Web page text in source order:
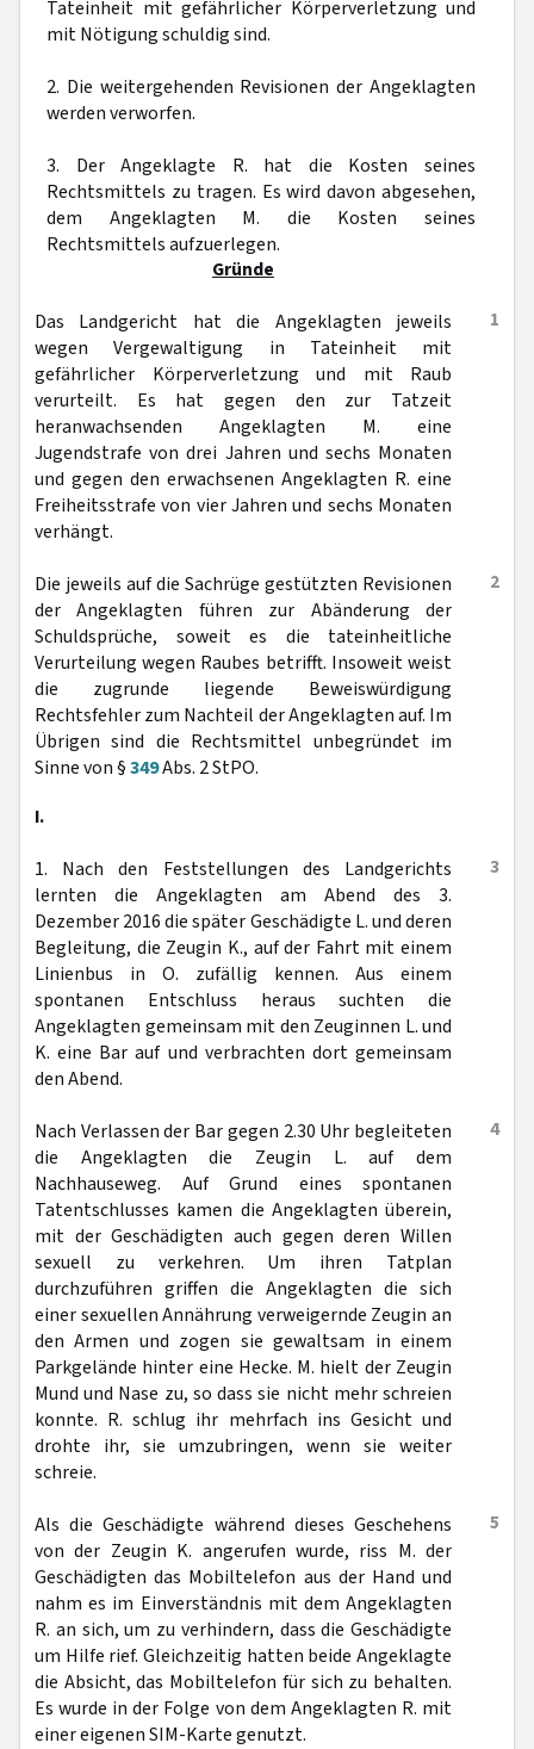
Tateinheit mit gefährlicher Körperverletzung und
mit Nötigung schuldig sind.
2. Die weitergehenden Revisionen der Angeklagten
werden verworfen.
3. Der Angeklagte R. hat die Kosten seines
Rechtsmittels zu tragen. Es wird davon abgesehen,
dem Angeklagten M. die Kosten seines
Rechtsmittels aufzuerlegen.
Gründe
1
Das Landgericht hat die Angeklagten jeweils
wegen Vergewaltigung in Tateinheit mit
gefährlicher Körperverletzung und mit Raub
verurteilt. Es hat gegen den zur Tatzeit
heranwachsenden Angeklagten M. eine
Jugendstrafe von drei Jahren und sechs Monaten
und gegen den erwachsenen Angeklagten R. eine
Freiheitsstrafe von vier Jahren und sechs Monaten
verhängt.
2
Die jeweils auf die Sachrüge gestützten Revisionen
der Angeklagten führen zur Abänderung der
Schuldsprüche, soweit es die tateinheitliche
Verurteilung wegen Raubes betrifft. Insoweit weist
die zugrunde liegende Beweiswürdigung
Rechtsfehler zum Nachteil der Angeklagten auf. Im
Übrigen sind die Rechtsmittel unbegründet im
Sinne von §349Abs. 2 StPO.
I.
3
1. Nach den Feststellungen des Landgerichts
lernten die Angeklagten am Abend des 3.
Dezember 2016 die später Geschädigte L. und deren
Begleitung, die Zeugin K., auf der Fahrt mit einem
Linienbus in O. zufällig kennen. Aus einem
spontanen Entschluss heraus suchten die
Angeklagten gemeinsam mit den Zeuginnen L. und
K. eine Bar auf und verbrachten dort gemeinsam
den Abend.
4
Nach Verlassen der Bar gegen 2.30 Uhr begleiteten
die Angeklagten die Zeugin L. auf dem
Nachhauseweg. Auf Grund eines spontanen
Tatentschlusses kamen die Angeklagten überein,
mit der Geschädigten auch gegen deren Willen
sexuell zu verkehren. Um ihren Tatplan
durchzuführen griffen die Angeklagten die sich
einer sexuellen Annährung verweigernde Zeugin an
den Armen und zogen sie gewaltsam in einem
Parkgelände hinter eine Hecke. M. hielt der Zeugin
Mund und Nase zu, so dass sie nicht mehr schreien
konnte. R. schlug ihr mehrfach ins Gesicht und
drohte ihr, sie umzubringen, wenn sie weiter
schreie.
5
Als die Geschädigte während dieses Geschehens
von der Zeugin K. angerufen wurde, riss M. der
Geschädigten das Mobiltelefon aus der Hand und
nahm es im Einverständnis mit dem Angeklagten
R. an sich, um zu verhindern, dass die Geschädigte
um Hilfe rief. Gleichzeitig hatten beide Angeklagte
die Absicht, das Mobiltelefon für sich zu behalten.
Es wurde in der Folge von dem Angeklagten R. mit
einer eigenen SIM-Karte genutzt.